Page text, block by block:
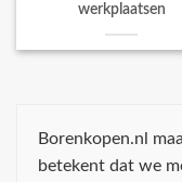
werkplaatsen
Borenkopen.nl
betekent dat we